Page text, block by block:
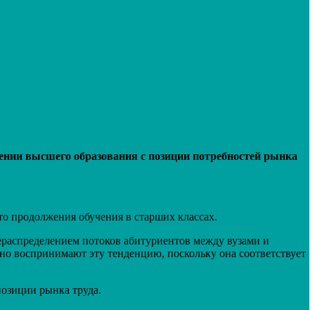
высшего образования с позиции потребностей рынка
продолжения обучения в старших классах.
потоков абитуриентов между вузами и
воспринимают эту тенденцию, поскольку она соответствует
рынка труда.